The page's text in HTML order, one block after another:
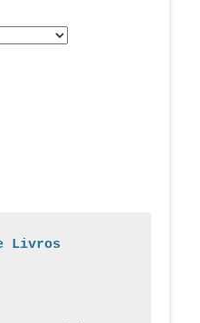
Livros